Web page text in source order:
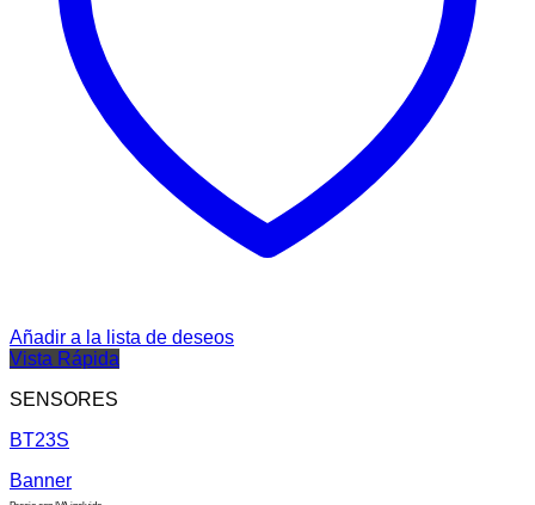
Añadir a la lista de deseos
Vista Rápida
SENSORES
BT23S
Banner